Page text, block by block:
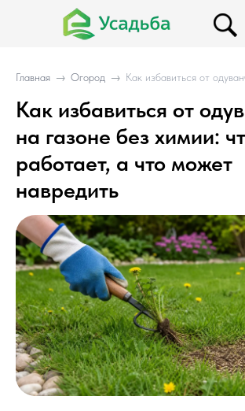
Главная → Огород → Как избавиться от
Как избавиться от
на газоне без химии:
работает, а что может
навредить